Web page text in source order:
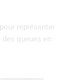
représenter
des queues en